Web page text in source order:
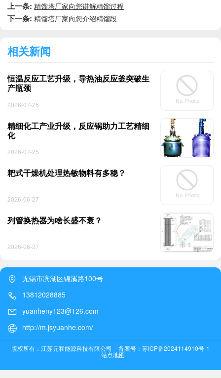
上一条: 精馏塔厂家向您讲解精馏过程
下一条: 精馏塔厂家向您介绍精馏段
相关新闻
恒温反应工艺升级，导热油反应釜突破生
产瓶颈
2026-07-25
精细化工产业升级，反应锅助力工艺精细
化
2026-07-25
耙式干燥机处理热敏物料有多稳？
2026-06-27
列管换热器为啥长盛不衰？
2026-06-27
无锡市滨湖区锦溪路100号
13812028885
yuanheny123@126.com
http://m.jsyuanhe.com/
版权所有：江苏元和能源科技有限公司 备案号：苏ICP备2024114910号-1
站点地图